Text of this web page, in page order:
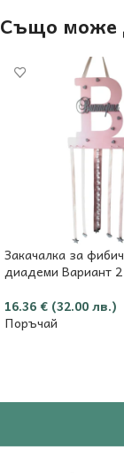
Също може
Закачалка за
диадеми Вариант 2
16.36 € (32.00 лв.)
Поръчай